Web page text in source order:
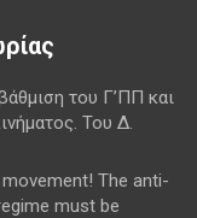
του Γ’ΠΠ και
Του Δ.
The anti-
must be